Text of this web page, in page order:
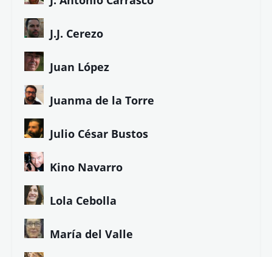
J.J. Cerezo
Juan López
Juanma de la Torre
Julio César Bustos
Kino Navarro
Lola Cebolla
María del Valle